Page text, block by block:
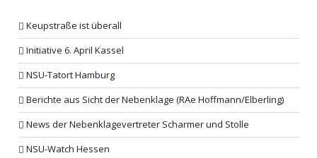
Keupstraße ist überall
Initiative 6. April Kassel
NSU-Tatort Hamburg
Berichte aus Sicht der Nebenklage (RAe Hoffmann/Elberling)
News der Nebenklagevertreter Scharmer und Stolle
NSU-Watch Hessen